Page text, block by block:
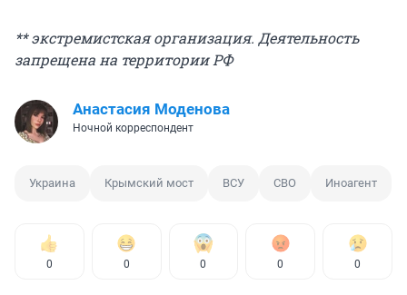
** экстремистская организация. Деятельность
запрещена на территории РФ
Анастасия Моденова
Ночной корреспондент
Украина Крымский мост ВСУ СВО Иноагент
0 0 0 0 0